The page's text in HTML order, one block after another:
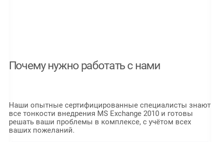
Почему нужно работать с нами
Наши опытные сертифицированные специалисты знают
все тонкости внедрения MS Exchange 2010 и готовы
решать ваши проблемы в комплексе, с учётом всех
ваших пожеланий.